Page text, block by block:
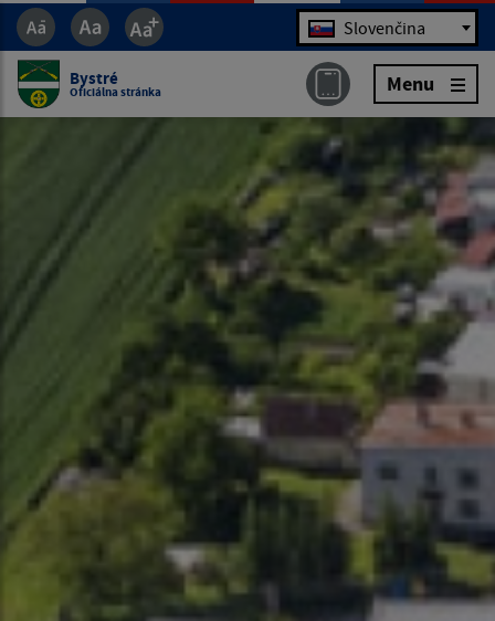
Jazyk Slovenčina
Bystré
Oficiálna stránka Menu